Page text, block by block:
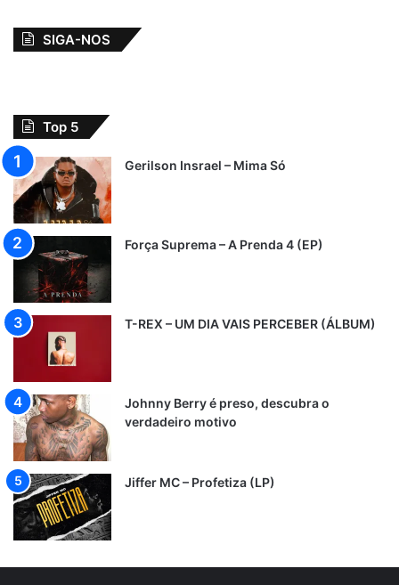
SIGA-NOS
Top 5
Gerilson Insrael – Mima Só
Força Suprema – A Prenda 4 (EP)
T-REX – UM DIA VAIS PERCEBER (ÁLBUM)
Johnny Berry é preso, descubra o
verdadeiro motivo
Jiffer MC – Profetiza (LP)